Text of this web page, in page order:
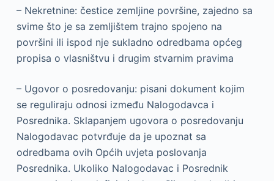
– Nekretnine: čestice zemljine površine, zajedno sa
svime što je sa zemljištem trajno spojeno na
površini ili ispod nje sukladno odredbama općeg
propisa o vlasništvu i drugim stvarnim pravima
– Ugovor o posredovanju: pisani dokument kojim
se reguliraju odnosi između Nalogodavca i
Posrednika. Sklapanjem ugovora o posredovanju
Nalogodavac potvrđuje da je upoznat sa
odredbama ovih Općih uvjeta poslovanja
Posrednika. Ukoliko Nalogodavac i Posrednik